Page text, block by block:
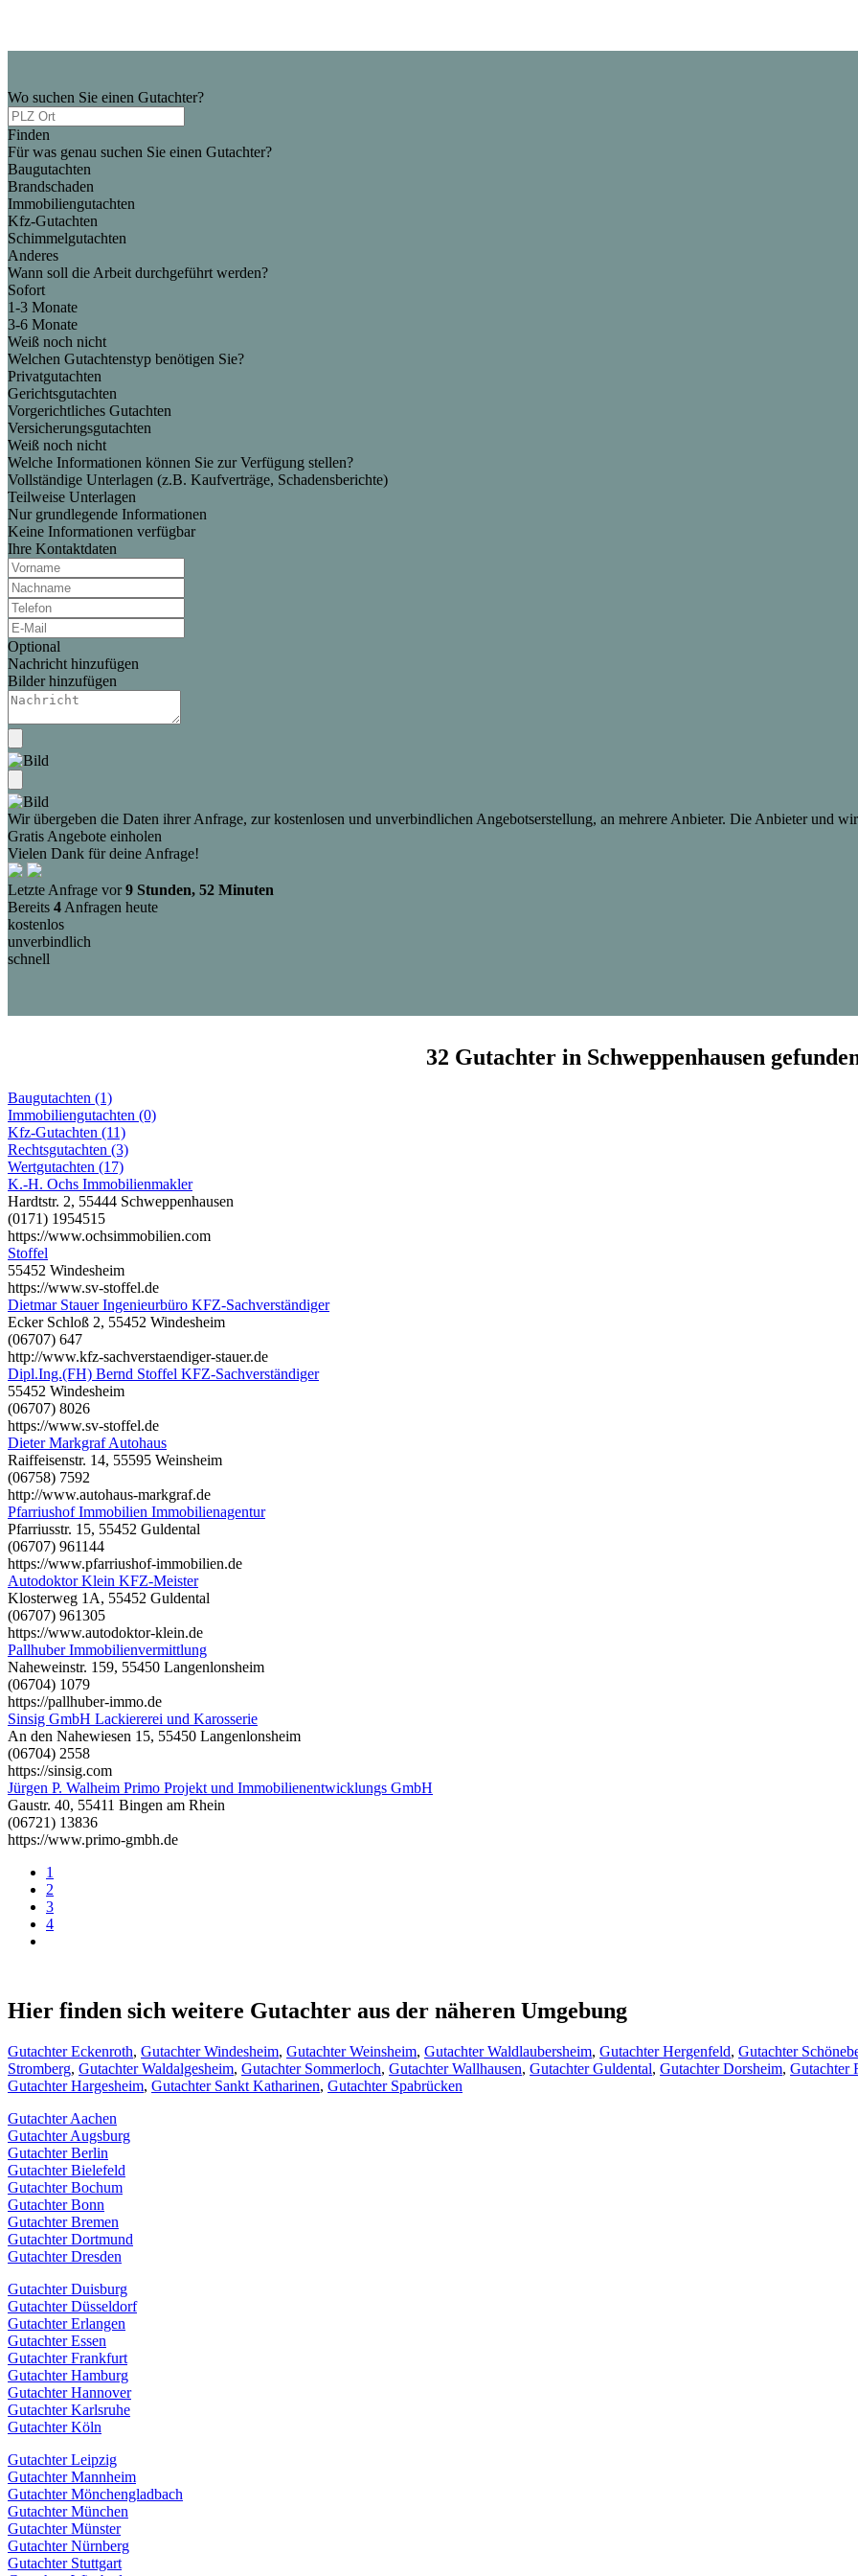
Wo suchen Sie einen Gutachter?
Finden
Für was genau suchen Sie einen Gutachter?
Baugutachten
Brandschaden
Immobiliengutachten
Kfz-Gutachten
Schimmelgutachten
Anderes
Wann soll die Arbeit durchgeführt werden?
Sofort
1-3 Monate
3-6 Monate
Weiß noch nicht
Welchen Gutachtenstyp benötigen Sie?
Privatgutachten
Gerichtsgutachten
Vorgerichtliches Gutachten
Versicherungsgutachten
Weiß noch nicht
Welche Informationen können Sie zur Verfügung stellen?
Vollständige Unterlagen (z.B. Kaufverträge, Schadensberichte)
Teilweise Unterlagen
Nur grundlegende Informationen
Keine Informationen verfügbar
Ihre Kontaktdaten
Optional
Nachricht hinzufügen
Bilder hinzufügen
Wir übergeben die Daten ihrer Anfrage, zur kostenlosen und unverbindlichen Angebotserstellung, an mehrere Anbieter. Die Anbieter und
Gratis Angebote einholen
Vielen Dank für deine Anfrage!
Letzte Anfrage vor9 Stunden, 52 Minuten
Bereits 4 Anfragen heute
kostenlos
unverbindlich
schnell
32 Gutachter in Schweppenhausen
Baugutachten (1)
Immobiliengutachten (0)
Kfz-Gutachten (11)
Rechtsgutachten (3)
Wertgutachten (17)
K.-H. Ochs Immobilienmakler
Hardtstr. 2, 55444 Schweppenhausen
(0171) 1954515
https://www.ochsimmobilien.com
Stoffel
55452 Windesheim
https://www.sv-stoffel.de
Dietmar Stauer Ingenieurbüro KFZ-Sachverständiger
Ecker Schloß 2, 55452 Windesheim
(06707) 647
http://www.kfz-sachverstaendiger-stauer.de
Dipl.Ing.(FH) Bernd Stoffel KFZ-Sachverständiger
55452 Windesheim
(06707) 8026
https://www.sv-stoffel.de
Dieter Markgraf Autohaus
Raiffeisenstr. 14, 55595 Weinsheim
(06758) 7592
http://www.autohaus-markgraf.de
Pfarriushof Immobilien Immobilienagentur
Pfarriusstr. 15, 55452 Guldental
(06707) 961144
https://www.pfarriushof-immobilien.de
Autodoktor Klein KFZ-Meister
Klosterweg 1A, 55452 Guldental
(06707) 961305
https://www.autodoktor-klein.de
Pallhuber Immobilienvermittlung
Naheweinstr. 159, 55450 Langenlonsheim
(06704) 1079
https://pallhuber-immo.de
Sinsig GmbH Lackiererei und Karosserie
An den Nahewiesen 15, 55450 Langenlonsheim
(06704) 2558
https://sinsig.com
Jürgen P. Walheim Primo Projekt und Immobilienentwicklungs GmbH
Gaustr. 40, 55411 Bingen am Rhein
(06721) 13836
https://www.primo-gmbh.de
1
2
3
4
Hier finden sich weitere Gutachter aus der näheren Umgebung
Gutachter Eckenroth, Gutachter Windesheim, Gutachter Weinsheim, Gutachter Waldlaubersheim, Gutachter Hergenfeld, Gutachter
Stromberg, Gutachter Waldalgesheim, Gutachter Sommerloch, Gutachter Wallhausen, Gutachter Guldental, Gutachter Dorsheim, Gutachter
Gutachter Hargesheim, Gutachter Sankt Katharinen, Gutachter Spabrücken
Gutachter Aachen
Gutachter Augsburg
Gutachter Berlin
Gutachter Bielefeld
Gutachter Bochum
Gutachter Bonn
Gutachter Bremen
Gutachter Dortmund
Gutachter Dresden
Gutachter Duisburg
Gutachter Düsseldorf
Gutachter Erlangen
Gutachter Essen
Gutachter Frankfurt
Gutachter Hamburg
Gutachter Hannover
Gutachter Karlsruhe
Gutachter Köln
Gutachter Leipzig
Gutachter Mannheim
Gutachter Mönchengladbach
Gutachter München
Gutachter Münster
Gutachter Nürnberg
Gutachter Stuttgart